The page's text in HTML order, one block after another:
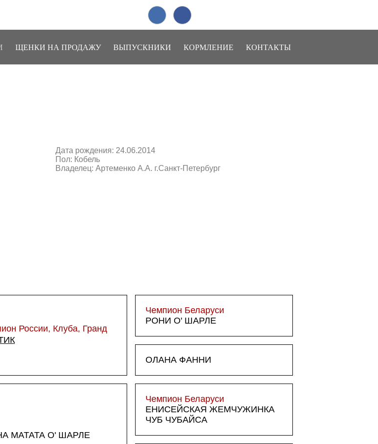
ЩЕНКИ НА ПРОДАЖУ ВЫПУСКНИКИ КОРМЛЕНИЕ КОНТАКТЫ
Дата рождения: 24.06.2014
Пол: Кобель
Владелец: Артеменко А.А. г.Санкт-Петербург
России, Клуба, Гранд
Чемпион Беларуси
РОНИ О' ШАРЛЕ
ОЛАНА ФАННИ
МАТАТА О' ШАРЛЕ
Чемпион Беларуси
ЕНИСЕЙСКАЯ ЖЕМЧУЖИНКА
ЧУБ ЧУБАЙСА